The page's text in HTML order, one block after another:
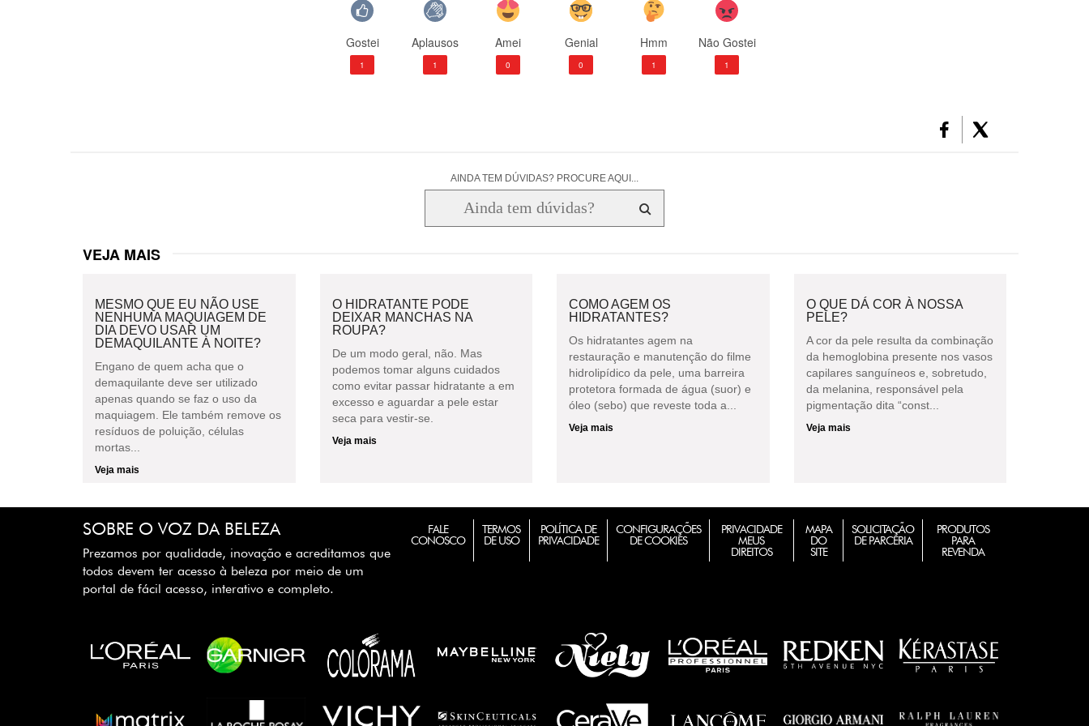
Gostei
1
Aplausos
1
Amei
0
Genial
0
Hmm
1
Não Gostei
1
AINDA TEM DÚVIDAS? PROCURE AQUI...
VEJA MAIS
MESMO QUE EU NÃO USE
NENHUMA MAQUIAGEM DE
DIA DEVO USAR UM
DEMAQUILANTE À NOITE?
Engano de quem acha que o
demaquilante deve ser utilizado
apenas quando se faz o uso da
maquiagem. Ele também remove os
resíduos de poluição, células
mortas...
Veja mais
O HIDRATANTE PODE
DEIXAR MANCHAS NA
ROUPA?
De um modo geral, não. Mas
podemos tomar alguns cuidados
como evitar passar hidratante a em
excesso e aguardar a pele estar
seca para vestir-se.
Veja mais
COMO AGEM OS
HIDRATANTES?
Os hidratantes agem na
restauração e manutenção do filme
hidrolipídico da pele, uma barreira
protetora formada de água (suor) e
óleo (sebo) que reveste toda a...
Veja mais
O QUE DÁ COR À NOSSA
PELE?
A cor da pele resulta da combinação
da hemoglobina presente nos vasos
capilares sanguíneos e, sobretudo,
da melanina, responsável pela
pigmentação dita “const...
Veja mais
SOBRE O VOZ DA BELEZA
Prezamos por qualidade, inovação e acreditamos que
todos devem ter acesso à beleza por meio de um
portal de fácil acesso, interativo e completo.
FALE
CONOSCO
TERMOS
DE USO
POLÍTICA DE
PRIVACIDADE
CONFIGURAÇÕES
DE COOKIES
PRIVACIDADE
MEUS
DIREITOS
MAPA
DO
SITE
SOLICITAÇÃO
DE PARCERIA
PRODUTOS
PARA
REVENDA